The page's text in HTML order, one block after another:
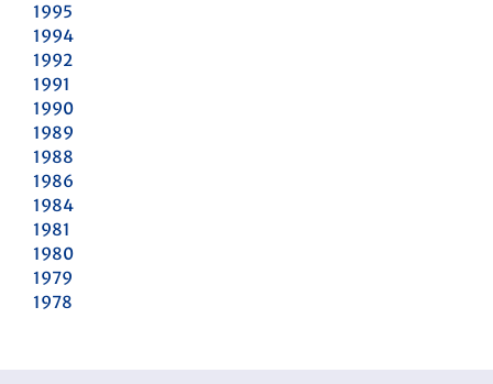
1995
1994
1992
1991
1990
1989
1988
1986
1984
1981
1980
1979
1978